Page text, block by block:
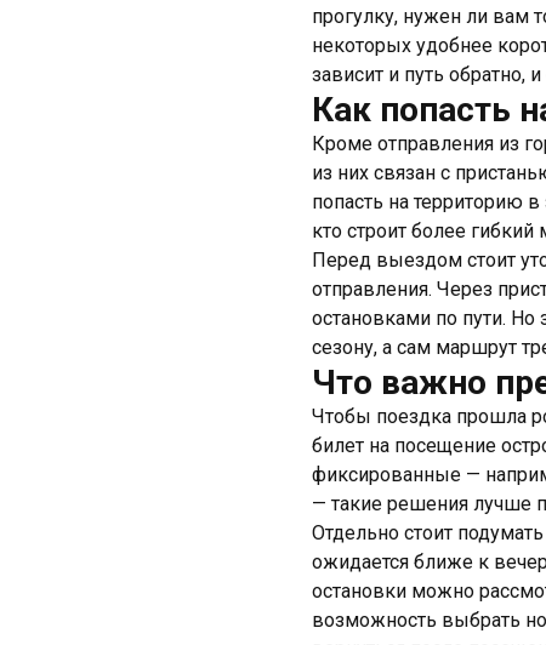
прогулку, нужен ли вам
некоторых удобнее
зависит и путь обратно,
Как попасть
Кроме отправления из
из них связан с
попасть на территорию
кто строит более
Перед выездом стоит
отправления. Через
остановками по пути. Но
сезону, а сам маршрут
Что важно
Чтобы поездка прошла
билет на посещение
фиксированные —
— такие решения лучше
Отдельно стоит
ожидается ближе к
остановки можно
возможность выбрать